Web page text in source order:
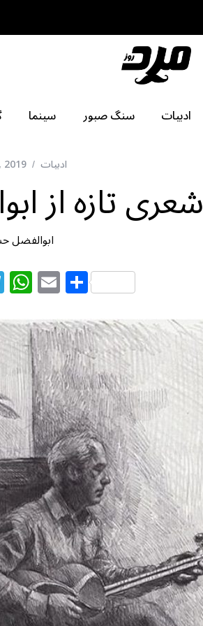
ادبیات سنگ صبور سینما
ادبیات 2019
شعری تازه از
ابوالفضل
T
el
e
g
ra
m
W
h
at
s
A
p
p
E
m
ai
l
S
h
ar
e